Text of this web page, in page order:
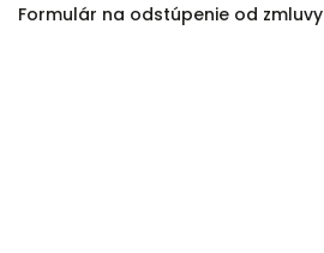
Formulár na odstúpenie od zmluvy